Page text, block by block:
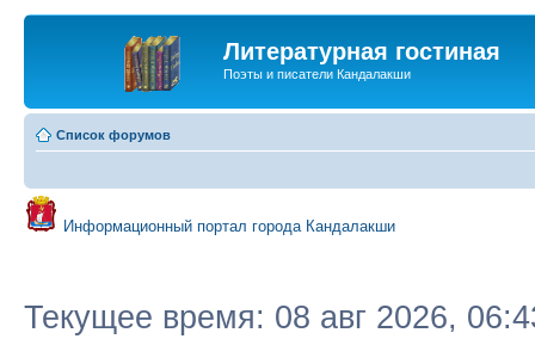
Литературная гостиная
Поэты и писатели Кандалакши
Список форумов
Информационный портал города Кандалакши
Текущее время: 08 авг 2026,